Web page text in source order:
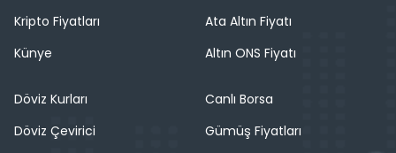
Kripto Fiyatları
Künye
Ata Altın Fiyatı
Altın ONS Fiyatı
Döviz Kurları
Döviz Çevirici
Canlı Borsa
Gümüş Fiyatları